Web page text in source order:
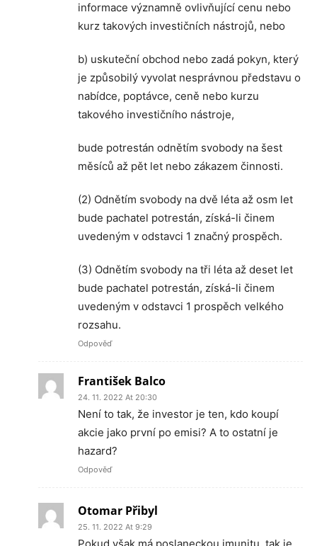
informace významně ovlivňující cenu nebo
kurz takových investičních nástrojů, nebo
b) uskuteční obchod nebo zadá pokyn, který
je způsobilý vyvolat nesprávnou představu o
nabídce, poptávce, ceně nebo kurzu
takového investičního nástroje,
bude potrestán odnětím svobody na šest
měsíců až pět let nebo zákazem činnosti.
(2) Odnětím svobody na dvě léta až osm let
bude pachatel potrestán, získá-li činem
uvedeným v odstavci 1 značný prospěch.
(3) Odnětím svobody na tři léta až deset let
bude pachatel potrestán, získá-li činem
uvedeným v odstavci 1 prospěch velkého
rozsahu.
Odpověď
František Balco
24. 11. 2022 At 20:30
Není to tak, že investor je ten, kdo koupí
akcie jako první po emisi? A to ostatní je
hazard?
Odpověď
Otomar Přibyl
25. 11. 2022 At 9:29